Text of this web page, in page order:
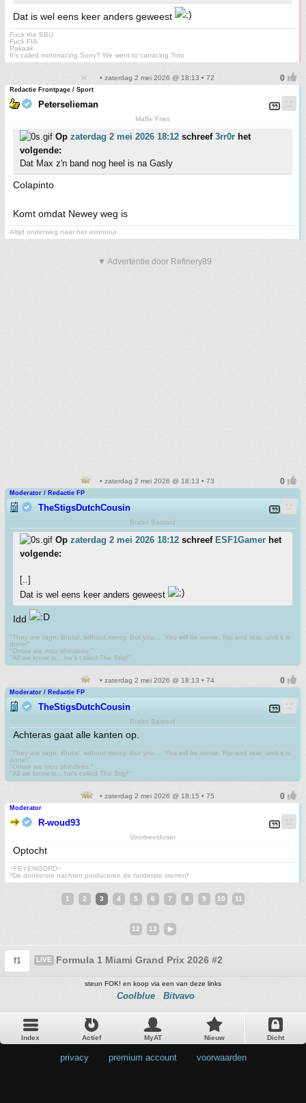
Dat is wel eens keer anders geweest
Fuck the EBU
Fuck FIA
Pakaak
It's called motorracing.Sorry? We went to carracing Toto
• zaterdag 2 mei 2026 @ 18:13 • 72
Redactie Frontpage / Sport
Peterselieman
Maffe Fries
Op zaterdag 2 mei 2026 18:12 schreef 3rr0r het
volgende:
Dat Max z'n band nog heel is na Gasly
Colapinto
Komt omdat Newey weg is
Altijd onderweg naar het avontuur
▼ Advertentie door Refinery89
• zaterdag 2 mei 2026 @ 18:13 • 73
Moderator / Redactie FP
TheStigsDutchCousin
Brabo Bastard
Op zaterdag 2 mei 2026 18:12 schreef ESF1Gamer het
volgende:
[..]
Dat is wel eens keer anders geweest
Idd
"They are rage. Brutal, without mercy. But you.... You will be worse. Rip and tear, until it is
done!"
"Omae wa mou shindeiru."
"All we know is... he's called The Stig!"
• zaterdag 2 mei 2026 @ 18:13 • 74
Moderator / Redactie FP
TheStigsDutchCousin
Brabo Bastard
Achteras gaat alle kanten op.
"They are rage. Brutal, without mercy. But you.... You will be worse. Rip and tear, until it is
done!"
"Omae wa mou shindeiru."
"All we know is... he's called The Stig!"
• zaterdag 2 mei 2026 @ 18:15 • 75
Moderator
R-woud93
Voorbeelduser
Optocht
~FEYENOORD~
*De donkerste nachten produceren de helderste sterren*
1 2 3 4 5 6 7 8 9 10 11
12 13
f1 LIVE Formula 1 Miami Grand Prix 2026 #2
steun FOK! en koop via een van deze links
Coolblue Bitvavo
Index Actief MyAT Nieuw Dicht
privacy premium account voorwaarden